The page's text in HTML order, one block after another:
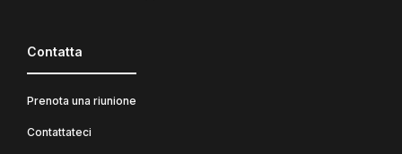
Contatta
Prenota una riunione
Contattateci